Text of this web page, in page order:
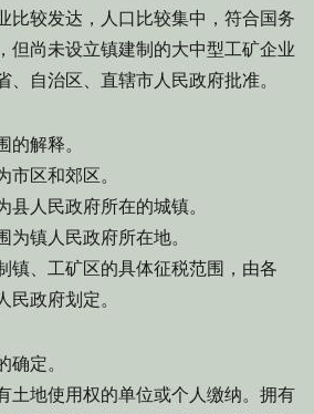
较发达，人口比较集中，符合国务
但尚未设立镇建制的大中型工矿企业
、自治区、直辖市人民政府批准。
解释。
区和郊区。
人民政府所在的城镇。
镇人民政府所在地。
、工矿区的具体征税范围，由各
政府划定。
定。
地使用权的单位或个人缴纳。拥有